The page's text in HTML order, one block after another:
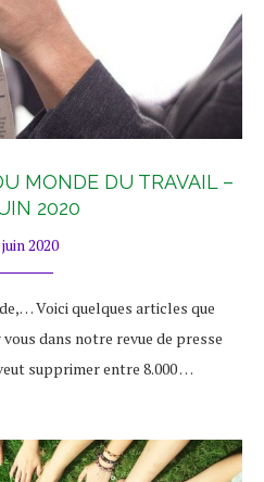
MONDE DU TRAVAIL –
2020
2020
Voici quelques articles que
dans notre revue de presse
supprimer entre 8.000 …